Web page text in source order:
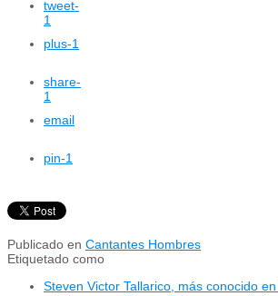
tweet-
1
plus-1
share-
1
email
pin-1
Publicado en Cantantes Hombres
Etiquetado como
Steven Victor Tallarico, más conocido